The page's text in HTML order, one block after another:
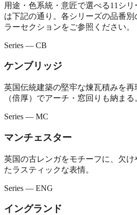
用途・色系統・意匠で選べる11シ
は下記の通り。各シリーズの品番
ラーセクションをご参照ください。
Series — CB
ケンブリッジ
英国伝統建築の堅牢な煉瓦積みを再
（倍厚）でアーチ・窓回りも納まる
Series — MC
マンチェスター
英国の古レンガをモチーフに、欠
たラスティックな表情。
Series — ENG
イングランド